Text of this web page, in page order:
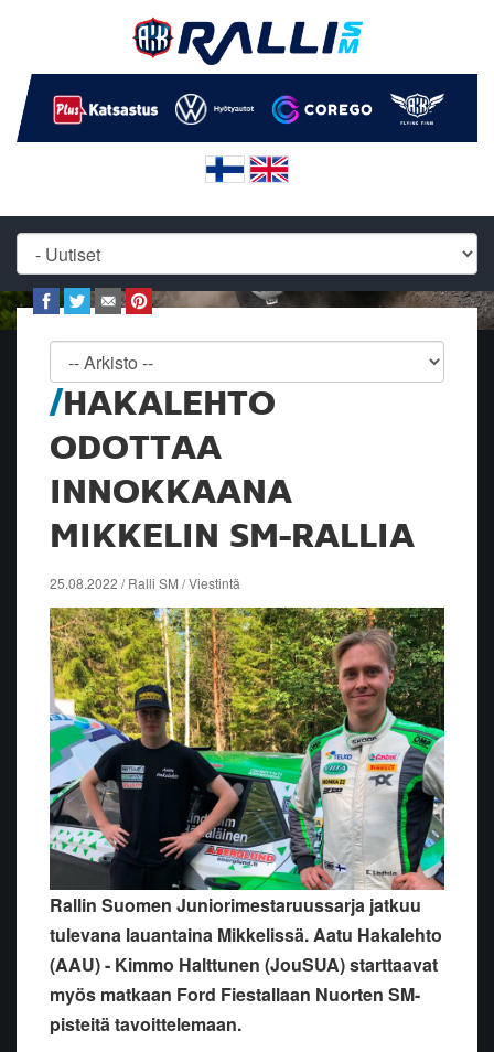
HAKALEHTO
ODOTTAA
INNOKKAANA
MIKKELIN SM-RALLIA
25.08.2022 / Ralli SM / Viestintä
Rallin Suomen Juniorimestaruussarja jatkuu
tulevana lauantaina Mikkelissä. Aatu Hakalehto
(AAU) - Kimmo Halttunen (JouSUA) starttaavat
myös matkaan Ford Fiestallaan Nuorten SM-
pisteitä tavoittelemaan.